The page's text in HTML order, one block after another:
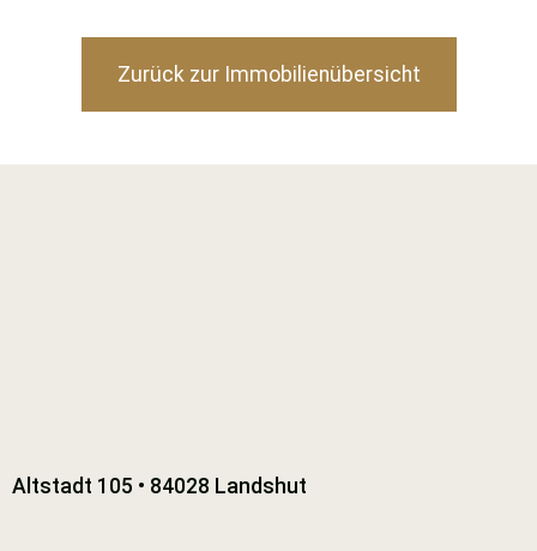
Zurück zur Immobilienübersicht
Altstadt 105 • 84028 Landshut